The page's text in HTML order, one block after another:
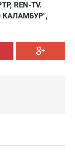
REN-TV.
КАЛАМБУР",